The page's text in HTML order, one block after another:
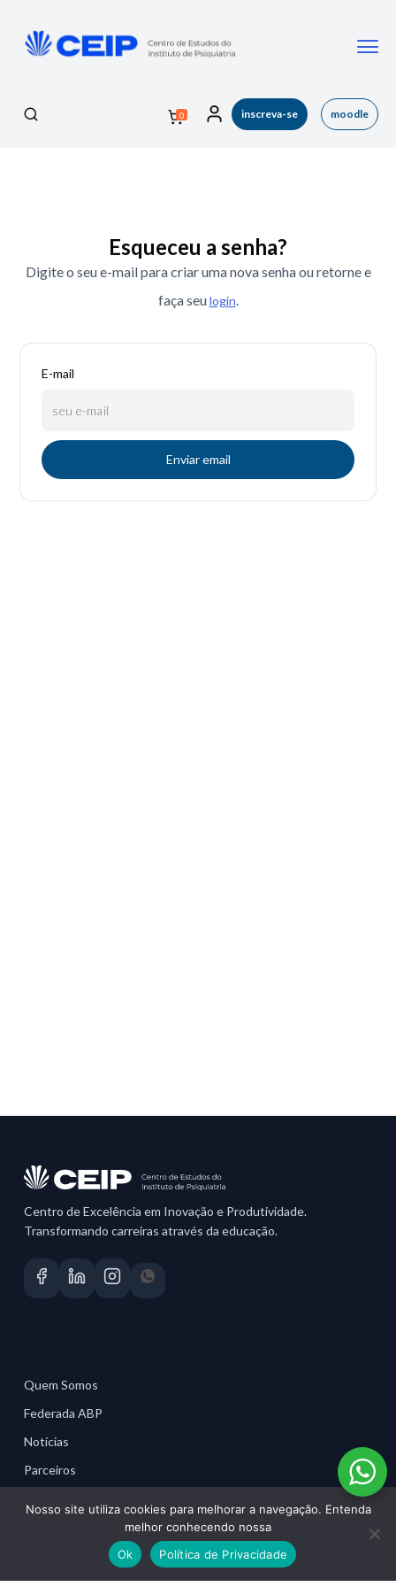
0 inscreva-se moodle
Esqueceu a senha?
Digite o seu e-mail para criar uma nova senha ou retorne e
faça seulogin.
E-mail
Enviar email
Centro de Excelência em Inovação e Produtividade.
Transformando carreiras através da educação.
Quem Somos
Federada ABP
Notícias
Parceiros
Nosso site utiliza cookies para melhorar a navegação. Entenda
melhor conhecendo nossa
Ok
Política de Privacidade